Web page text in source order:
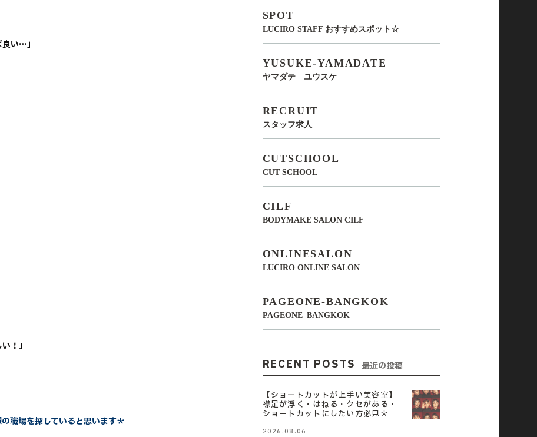
い…」
！」
職場を探していると思います＊
SPOT
LUCIRO STAFF おすすめスポット☆
YUSUKE-YAMADATE
ヤマダテ ユウスケ
RECRUIT
スタッフ求人
CUTSCHOOL
CUT SCHOOL
CILF
BODYMAKE SALON CILF
ONLINESALON
LUCIRO ONLINE SALON
PAGEONE-BANGKOK
PAGEONE_BANGKOK
RECENT POSTS 最近の投稿
【ショートカットが上手い美容室】
襟足が浮く・はねる・クセがある・
ショートカットにしたい方必見＊
2026.08.06